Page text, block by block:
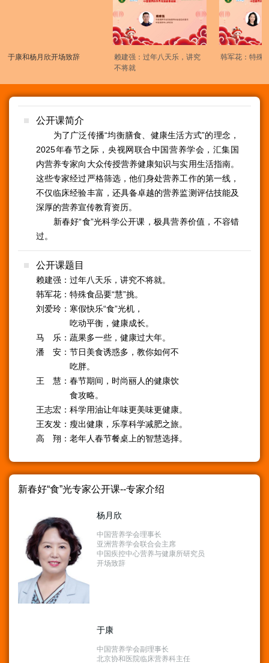
于康和杨月欣开场致辞
赖建强：过年八天乐，讲究
不将就
韩军花：特殊
公开课简介
为了广泛传播“均衡膳食、健康生活方式”的理念，
2025年春节之际，央视网联合中国营养学会，汇集国
内营养专家向大众传授营养健康知识与实用生活指南。
这些专家经过严格筛选，他们身处营养工作的第一线，
不仅临床经验丰富，还具备卓越的营养监测评估技能及
深厚的营养宣传教育资历。
新春好“食”光科学公开课，极具营养价值，不容错
过。
公开课题目
赖建强：过年八天乐，讲究不将就。
韩军花：特殊食品要“慧”挑。
刘爱玲：寒假快乐“食”光机，
吃动平衡，健康成长。
马 乐：蔬果多一些，健康过大年。
潘 安：节日美食诱惑多，教你如何不
吃胖。
王 慧：春节期间，时尚丽人的健康饮
食攻略。
王志宏：科学用油让年味更美味更健康。
王友发：瘦出健康，乐享科学减肥之旅。
高 翔：老年人春节餐桌上的智慧选择。
新春好“食”光专家公开课--专家介绍
杨月欣
中国营养学会理事长
亚洲营养学会联合会主席
中国疾控中心营养与健康所研究员
开场致辞
于康
中国营养学会副理事长
北京协和医院临床营养科主任